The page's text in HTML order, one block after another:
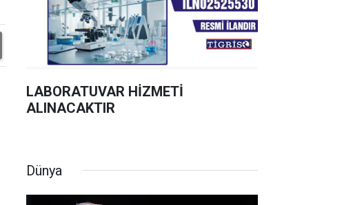
LABORATUVAR HİZMETİ
ALINACAKTIR
Dünya